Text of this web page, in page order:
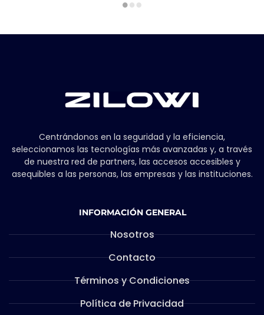
Centrándonos en la seguridad y la eficiencia,
seleccionamos las tecnologías más avanzadas y, a través
de nuestra red de partners, las accesos accesibles y
asequibles a las personas, las empresas y las instituciones.
INFORMACIÓN GENERAL
Nosotros
Contacto
Términos y Condiciones
Política de Privacidad